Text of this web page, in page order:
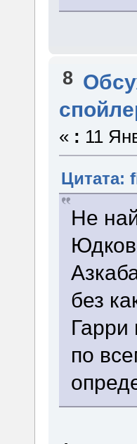
8
« : 11
Цитата:
Не
без
Гарри
по